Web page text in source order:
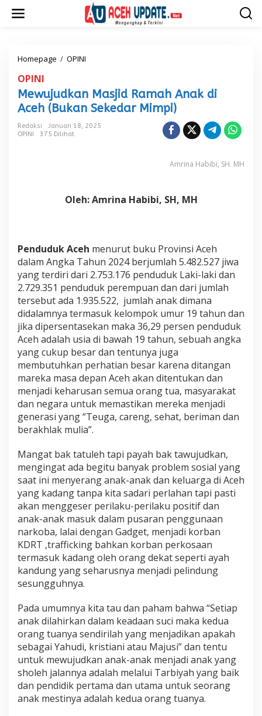
Homepage / OPINI
u
j
u
d
j
i
m
a
h
A
n
a
k
d
i
A
c
e
h
B
u
k
a
e
k
e
d
a
r
M
i
m
p
)
OPINI
Mewujudkan Masjid Ramah Anak di
Aceh (Bukan Sekedar Mimpi)
Redaksi
Januari 18, 2025
OPINI
375 Dilihat
Amrina Habibi, SH. MH
Oleh: Amrina Habibi, SH, MH
Penduduk Aceh menurut buku Provinsi Aceh
dalam Angka Tahun 2024 berjumlah 5.482.527 jiwa
yang terdiri dari 2.753.176 penduduk Laki-laki dan
2.729.351 penduduk perempuan dan dari jumlah
tersebut ada 1.935.522, jumlah anak dimana
didalamnya termasuk kelompok umur 19 tahun dan
jika dipersentasekan maka 36,29 persen penduduk
Aceh adalah usia di bawah 19 tahun, sebuah angka
yang cukup besar dan tentunya juga
membutuhkan perhatian besar karena ditangan
mareka masa depan Aceh akan ditentukan dan
menjadi keharusan semua orang tua, masyarakat
dan negara untuk memastikan mereka menjadi
generasi yang “Teuga, careng, sehat, beriman dan
berakhlak mulia”.
Mangat bak tatuleh tapi payah bak tawujudkan,
mengingat ada begitu banyak problem sosial yang
saat ini menyerang anak-anak dan keluarga di Aceh
yang kadang tanpa kita sadari perlahan tapi pasti
akan menggeser perilaku-perilaku positif dan
anak-anak masuk dalam pusaran penggunaan
narkoba, lalai dengan Gadget, menjadi korban
KDRT ,trafficking bahkan korban perkosaan
termasuk kadang oleh orang dekat seperti ayah
kandung yang seharusnya menjadi pelindung
sesungguhnya.
Pada umumnya kita tau dan paham bahwa “Setiap
anak dilahirkan dalam keadaan suci maka kedua
orang tuanya sendirilah yang menjadikan apakah
sebagai Yahudi, kristiani atau Majusi” dan tentu
untuk mewujudkan anak-anak menjadi anak yang
sholeh jalannya adalah melalui Tarbiyah yang baik
dan pendidik pertama dan utama untuk seorang
anak mestinya adalah kedua orang tuanya.